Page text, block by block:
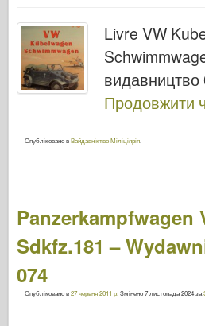
Livre VW
видавництво
Продовжити
Опубліковано вВайдавніктво Міліціярія
Panzerkampfwagen
Sdkfz.181 –
074
Опубліковано в27 червня 2011 р. Змінено7 листопада 2024за